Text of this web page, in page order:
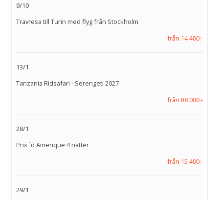
9/10
Travresa till Turin med flyg från Stockholm
från 14 400:-
13/1
Tanzania Ridsafari - Serengeti 2027
från 88 000:-
28/1
Prix ´d Amerique 4 nätter
från 15 400:-
29/1